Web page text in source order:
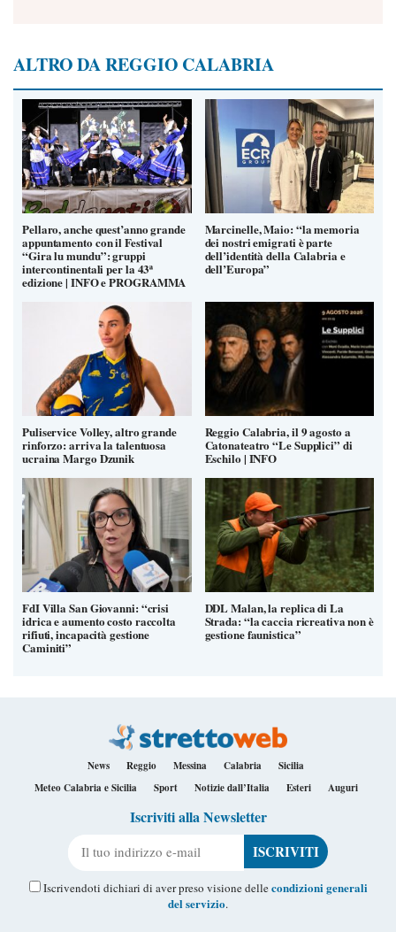
ALTRO DA REGGIO CALABRIA
Pellaro, anche quest’anno grande
appuntamento con il Festival
“Gira lu mundu”: gruppi
intercontinentali per la 43ª
edizione | INFO e PROGRAMMA
Marcinelle, Maio: “la memoria
dei nostri emigrati è parte
dell’identità della Calabria e
dell’Europa”
Puliservice Volley, altro grande
rinforzo: arriva la talentuosa
ucraina Margo Dzunik
Reggio Calabria, il 9 agosto a
Catonateatro “Le Supplici” di
Eschilo | INFO
FdI Villa San Giovanni: “crisi
idrica e aumento costo raccolta
rifiuti, incapacità gestione
Caminiti”
DDL Malan, la replica di La
Strada: “la caccia ricreativa non è
gestione faunistica”
News Reggio Messina Calabria
Sicilia
Meteo Calabria e Sicilia
Sport Notizie dall’Italia Esteri Auguri
Iscriviti alla Newsletter
Iscrivendoti dichiari di aver preso visione dellecondizioni generali
del servizio.